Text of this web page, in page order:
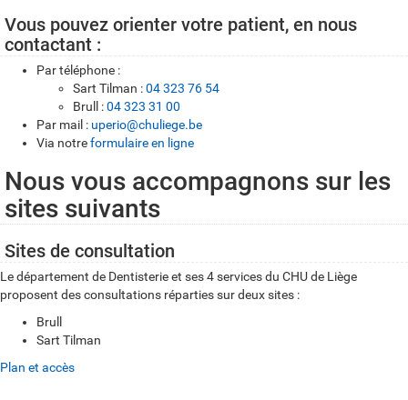
Vous pouvez orienter votre patient, en nous
contactant :
Par téléphone :
Sart Tilman :04 323 76 54
Brull :04 323 31 00
Par mail : uperio@chuliege.be
Via notreformulaire en ligne
Nous vous accompagnons sur les
sites suivants
Sites de consultation
Le département de Dentisterie et ses 4 services du CHU de Liège
proposent des consultations réparties sur deux sites :
Brull
Sart Tilman
Plan et accès